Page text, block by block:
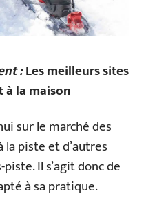
:Les meilleurs sites
la maison
sur le marché des
piste et d’autres
Il s’agit donc de
à sa pratique.